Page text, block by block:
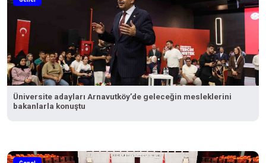
Üniversite adayları Arnavutköy’de geleceğin mesleklerini
bakanlarla konuştu